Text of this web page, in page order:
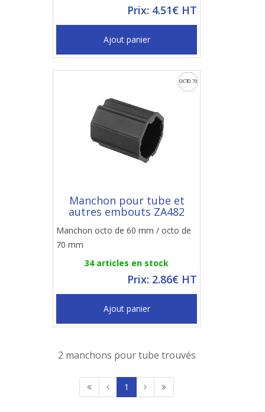
Prix: 4.51€ HT
Ajout panier
Manchon pour tube et
autres embouts ZA482
Manchon octo de 60 mm / octo de
70 mm
34 articles en stock
Prix: 2.86€ HT
Ajout panier
2 manchons pour tube trouvés
1